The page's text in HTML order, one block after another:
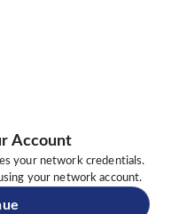
Account
your network credentials.
your network account.